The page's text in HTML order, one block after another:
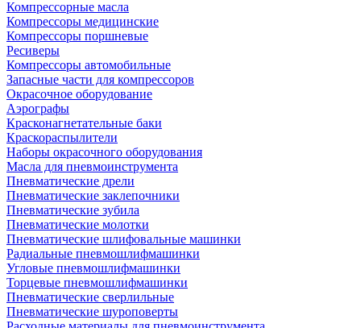
Компрессорные масла
Компрессоры медицинские
Компрессоры поршневые
Ресиверы
Компрессоры автомобильные
Запасные части для компрессоров
Окрасочное оборудование
Аэрографы
Красконагнетательные баки
Краскораспылители
Наборы окрасочного оборудования
Масла для пневмоинструмента
Пневматические дрели
Пневматические заклепочники
Пневматические зубила
Пневматические молотки
Пневматические шлифовальные машинки
Радиальные пневмошлифмашинки
Угловые пневмошлифмашинки
Торцевые пневмошлифмашинки
Пневматические сверлильные
Пневматические шуроповерты